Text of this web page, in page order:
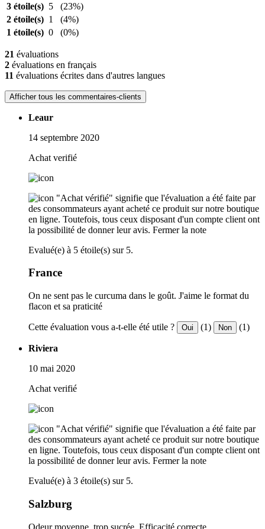
3 étoile(s) 5
(23%)
2 étoile(s) 1
(4%)
1 étoile(s) 0 (0%)
21 évaluations
2 évaluations en français
11 évaluations écrites dans d'autres langues
Afficher tous les commentaires-clients
Leaur
14 septembre 2020
Achat verifié
"Achat vérifié" signifie que l'évaluation a été faite par
des consommateurs ayant acheté ce produit sur notre boutique
en ligne. Toutefois, tous ceux disposant d'un compte client ont
la possibilité de donner leur avis. Fermer la note
Evalué(e) à 5 étoile(s) sur 5.
France
On ne sent pas le curcuma dans le goût. J'aime le format du
flacon et sa praticité
Cette évaluation vous a-t-elle été utile ? Oui (1) Non (1)
Riviera
10 mai 2020
Achat verifié
"Achat vérifié" signifie que l'évaluation a été faite par
des consommateurs ayant acheté ce produit sur notre boutique
en ligne. Toutefois, tous ceux disposant d'un compte client ont
la possibilité de donner leur avis. Fermer la note
Evalué(e) à 3 étoile(s) sur 5.
Salzburg
Odeur moyenne, trop sucrée. Efficacité correcte